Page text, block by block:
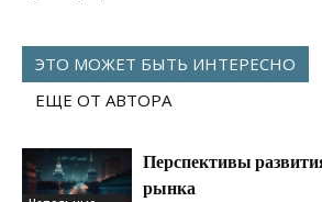
ЭТО МОЖЕТ БЫТЬ ИНТЕРЕСНО
ЕЩЕ ОТ АВТОРА
Перспективы
рынка